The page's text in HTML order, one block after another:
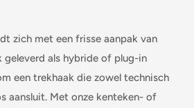
zich met een frisse aanpak van
geleverd als hybride of plug-in
een trekhaak die zowel technisch
aansluit. Met onze kenteken- of